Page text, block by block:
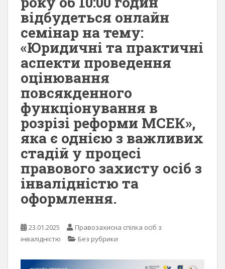
відбудеться онлайн
семінар на тему:
«Юридичні та практичні
аспекти проведення
оцінювання
повсякденного
функціонування в
розрізі реформи МСЕК»,
яка є однією з важливих
стадій у процесі
правового захисту осіб з
інвалідністю та
оформлення.
23.01.2025
Правозахисна спілка осіб з
інвалідністю
Без рубрики